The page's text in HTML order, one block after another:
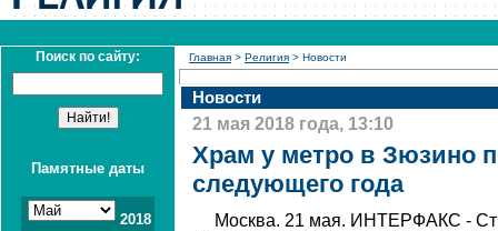
Поиск по сайту:
Памятные даты
2018
Главная > Религия > Новости
Новости
21 мая 2018 года, 13:10
Храм у метро в Зюзино
следующего года
Москва. 21 мая. ИНТЕРФАКС -